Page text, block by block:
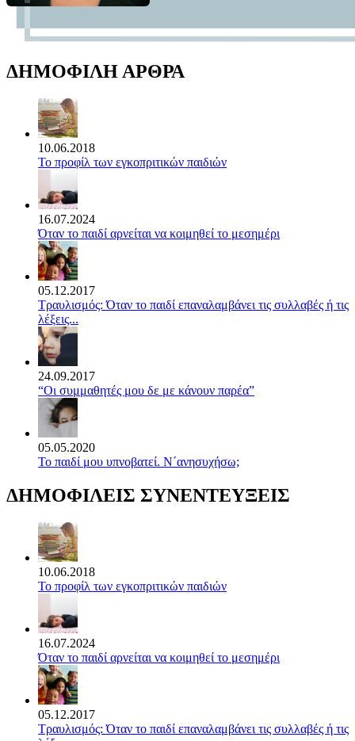
ΔΗΜΟΦΙΛΗ ΑΡΘΡΑ
10.06.2018
Το προφίλ των εγκοπριτικών παιδιών
16.07.2024
Όταν το παιδί αρνείται να κοιμηθεί το μεσημέρι
05.12.2017
Τραυλισμός: Όταν το παιδί επαναλαμβάνει τις συλλαβές ή τις
λέξεις...
24.09.2017
“Οι συμμαθητές μου δε με κάνουν παρέα”
05.05.2020
Το παιδί μου υπνοβατεί. Ν΄ανησυχήσω;
ΔΗΜΟΦΙΛΕΙΣ ΣΥΝΕΝΤΕΥΞΕΙΣ
10.06.2018
Το προφίλ των εγκοπριτικών παιδιών
16.07.2024
Όταν το παιδί αρνείται να κοιμηθεί το μεσημέρι
05.12.2017
Τραυλισμός: Όταν το παιδί επαναλαμβάνει τις συλλαβές ή τις